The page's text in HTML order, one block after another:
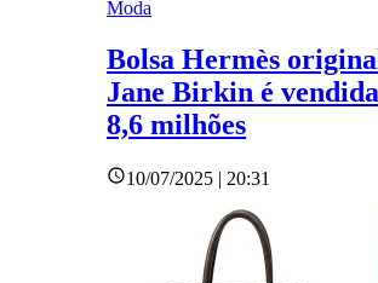
Moda
Bolsa Hermès
Jane Birkin é
8,6 milhões
10/07/2025 | 20:31